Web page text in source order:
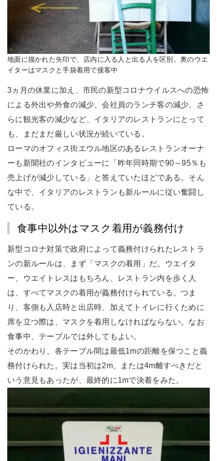
地面に描かれた矢印で、店内に入る人と出る人を区別。奥のウエ
イターはマスクと手袋着用で接客中
3ヵ月の休業に加え、市民の新型コロナウイルスへの恐怖
による外出や外食の減少、会社員のランチ客の減少、さ
らに観光客の減少など、イタリアのレストランにとって
も、まだまだ厳しい状況が続いている。
ローマのオフィス街エウル地区のあるレストランオーナ
ーも新聞社のインタビューに「昨年同時期で90～95％も
売上げが減少している」と答えていたほどである。そん
な中で、イタリアのレストランも新ルールに従い奮闘し
ている。
食事中以外はマスク着用が義務付け
新型コロナ対策で政府によって義務付けられたレストラ
ンの新ルールは、まず「マスクの着用」だ。ウエイタ
ー、ウエイトレスはもちろん、レストラン内を歩く人
は、すべてマスクの着用が義務付けられている。つま
り、客側も入店時と出店時、加えてトイレに行くために
席を立つ際は、マスクを着用しなければならない。なお
食事中、テーブルでは外してもよい。
そのかわり、各テーブル間は最低1mの距離を保つこと義
務付けられた。実は当初は2m、または4m離すべきだと
いう意見もあったが、最終的に1mで決着をみた。